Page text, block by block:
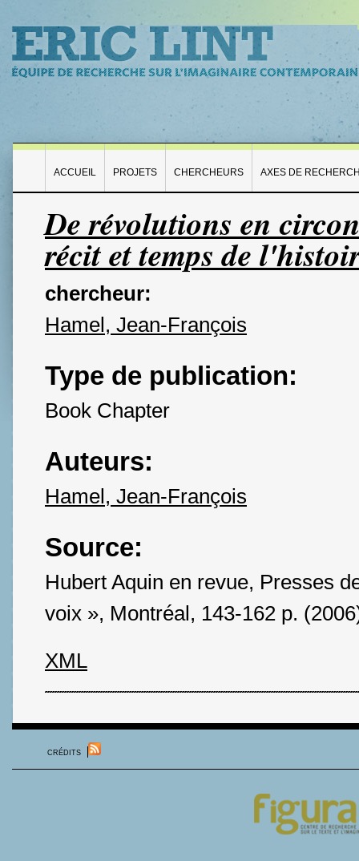
ACCUEIL PROJETS CHERCHEURS AXES DE
De révolutions en
récit et temps de
chercheur:
Hamel, Jean-François
Type de publication:
Book Chapter
Auteurs:
Hamel, Jean-François
Source:
Hubert Aquin en revue, Presses
voix », Montréal, 143-162 p.
XML
CRÉDITS